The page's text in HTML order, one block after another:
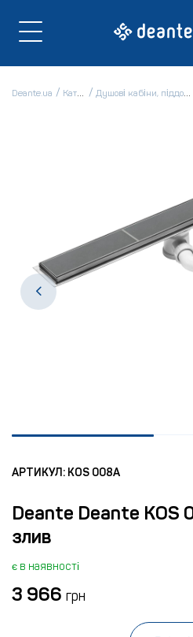
Deante.ua Каталог Душові кабіни, піддони і ванни
АРТИКУЛ: KOS 008A
Deante Deante KOS
злив
є в наявності
3 966 грн